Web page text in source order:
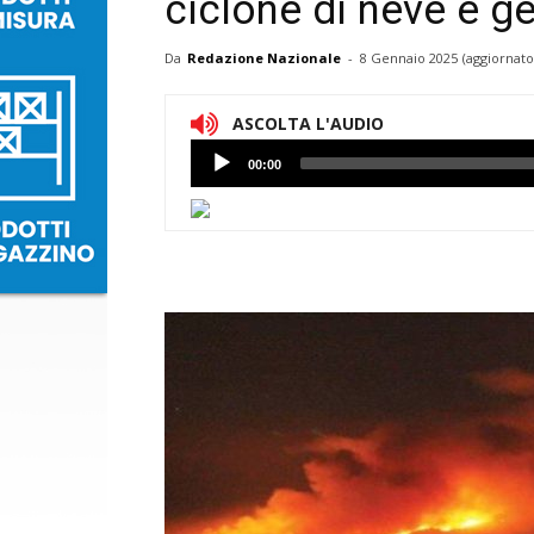
ciclone di neve e
Da Redazione Nazionale - 8 Gennaio 2025
ASCOLTA L'AUDIO
Lettore
Audio
00:00